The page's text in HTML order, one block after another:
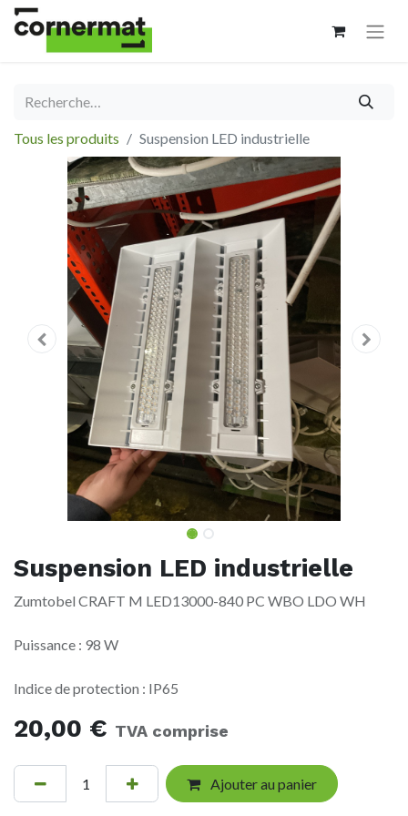
Tous les produits Suspension LED industrielle
Suspension LED industrielle
Zumtobel CRAFT M LED13000-840 PC WBO LDO WH
Puissance : 98 W
Indice de protection : IP65
20,00 € TVA comprise
Ajouter au panier